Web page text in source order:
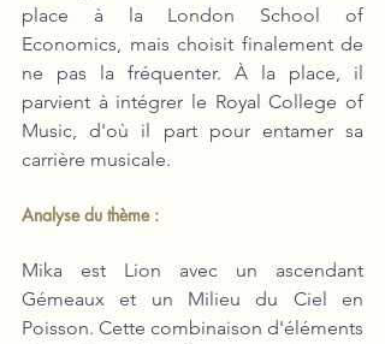
place à la London School of
Economics, mais choisit finalement de
ne pas la fréquenter. À la place, il
parvient à intégrer le Royal College of
Music, d'où il part pour entamer sa
carrière musicale.
Analyse du thème :
Mika est Lion avec un ascendant
Gémeaux et un Milieu du Ciel en
Poisson. Cette combinaison d'éléments